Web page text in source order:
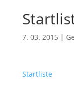
7. 03. 2015 |
Startliste